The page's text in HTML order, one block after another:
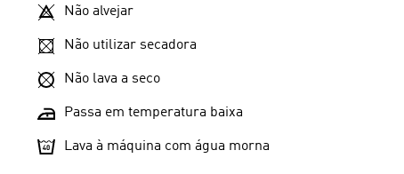
Não alvejar
Não utilizar secadora
Não lava a seco
Passa em temperatura baixa
Lava à máquina com água morna